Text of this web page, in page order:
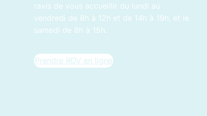
ravis de vous accueillir du lundi au
vendredi de 8h à 12h et de 14h à 19h, et le
samedi de 8h à 15h.
Prendre RDV en ligne